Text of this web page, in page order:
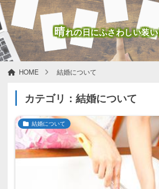
晴れの日にふさわしい装
HOME 結婚について
カテゴリ：結婚について
結婚について